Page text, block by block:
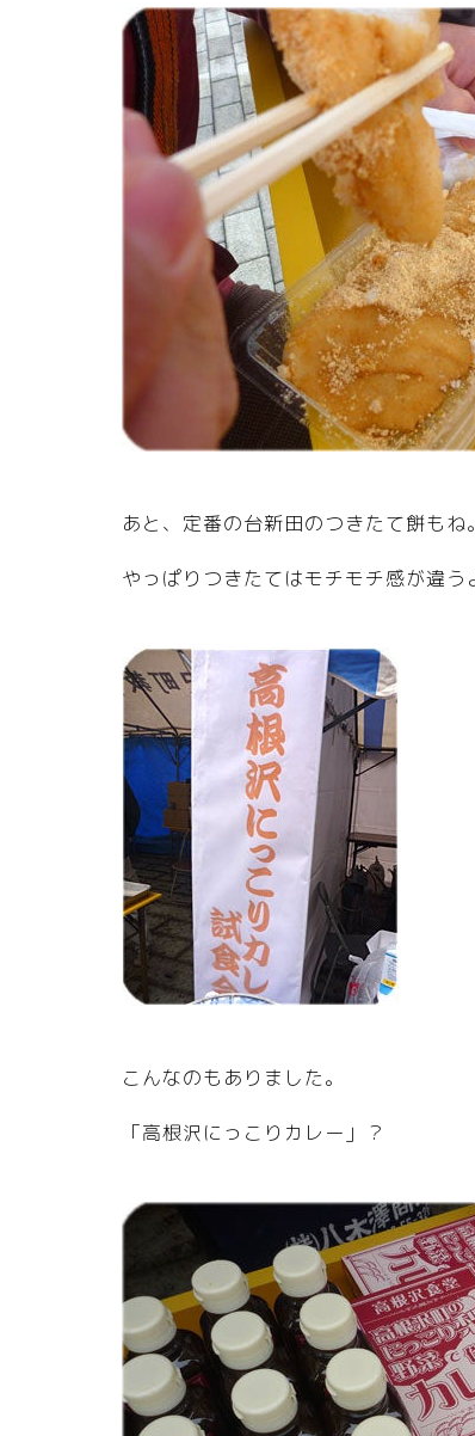
あと、定番の台新田のつきたて餅もね。
やっぱりつきたてはモチモチ感が違
こんなのもありました。
「高根沢にっこりカレー」？